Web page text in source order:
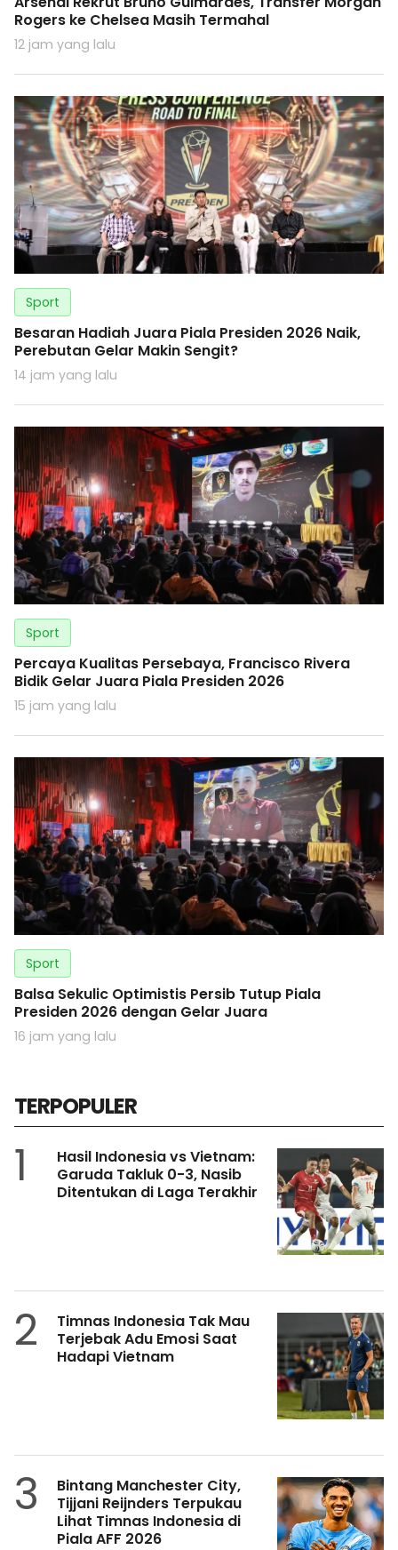
Rogers ke Chelsea Masih Termahal
12 jam yang lalu
Sport
Besaran Hadiah Juara Piala Presiden 2026 Naik,
Perebutan Gelar Makin Sengit?
14 jam yang lalu
Sport
Percaya Kualitas Persebaya, Francisco Rivera
Bidik Gelar Juara Piala Presiden 2026
15 jam yang lalu
Sport
Balsa Sekulic Optimistis Persib Tutup Piala
Presiden 2026 dengan Gelar Juara
16 jam yang lalu
TERPOPULER
1
Hasil Indonesia vs Vietnam:
Garuda Takluk 0-3, Nasib
Ditentukan di Laga Terakhir
2
Timnas Indonesia Tak Mau
Terjebak Adu Emosi Saat
Hadapi Vietnam
3
Bintang Manchester City,
Tijjani Reijnders Terpukau
Lihat Timnas Indonesia di
Piala AFF 2026